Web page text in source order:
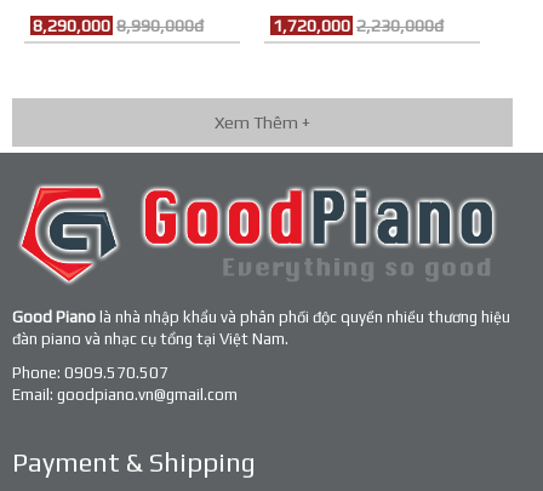
8,290,000 8,990,000đ
1,720,000 2,230,000đ
Xem Thêm +
Good Piano là nhà nhập khẩu và phân phối độc quyền nhiều thương hiệu
đàn piano và nhạc cụ tổng tại Việt Nam.
Phone: 0909.570.507
Email: goodpiano.vn@gmail.com
Payment & Shipping